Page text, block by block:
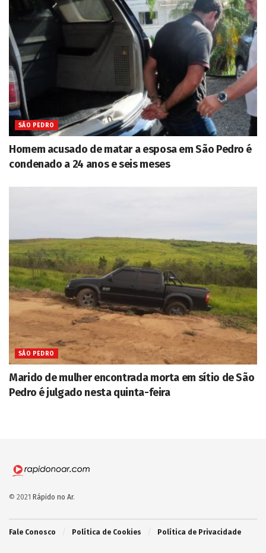
SÃO PEDRO
Homem acusado de matar a esposa em São Pedro é
condenado a 24 anos e seis meses
SÃO PEDRO
Marido de mulher encontrada morta em sítio de São
Pedro é julgado nesta quinta-feira
© 2021 Rápido no Ar.
Fale Conosco Política de Cookies Política de Privacidade